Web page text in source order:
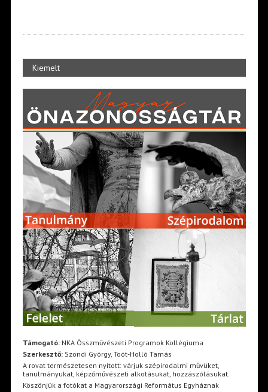
Kiemelt
Támogató:NKA Összművészeti Programok Kollégiuma
Szerkesztő:Szondi György, Toót-Holló Tamás
A rovat természetesen nyitott: várjuk szépirodalmi művüket,
tanulmányukat, képzőművészeti alkotásukat, hozzászólásukat.
Köszönjük a fotókat a Magyarországi Református Egyháznak